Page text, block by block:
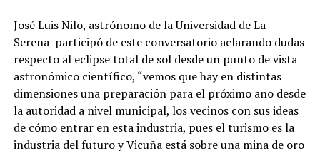
José Luis Nilo, astrónomo de la Universidad de La
Serena participó de este conversatorio aclarando dudas
respecto al eclipse total de sol desde un punto de vista
astronómico científico, “vemos que hay en distintas
dimensiones una preparación para el próximo año desde
la autoridad a nivel municipal, los vecinos con sus ideas
de cómo entrar en esta industria, pues el turismo es la
industria del futuro y Vicuña está sobre una mina de oro